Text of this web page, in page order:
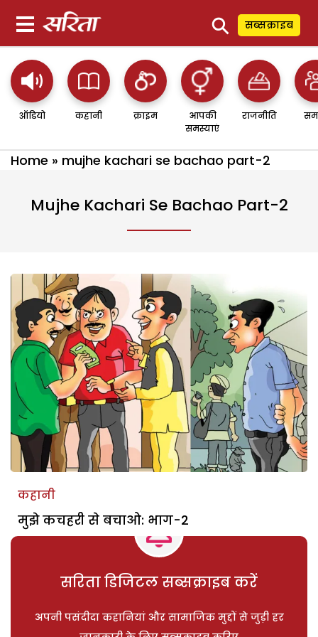
⚲ सब्सक्राइब
ऑडियो कहानी क्राइम
आपकी
समस्याएं
राजनीति
Home » mujhe kachari se bachao part-2
Mujhe Kachari Se Bachao Part-2
कहानी
मुझे कचहरी से बचाओ: भाग-2
सरिता डिजिटल सब्सक्राइब करें
अपनी पसंदीदा कहानियां और सामाजिक मुद्दों से जुड़ी हर